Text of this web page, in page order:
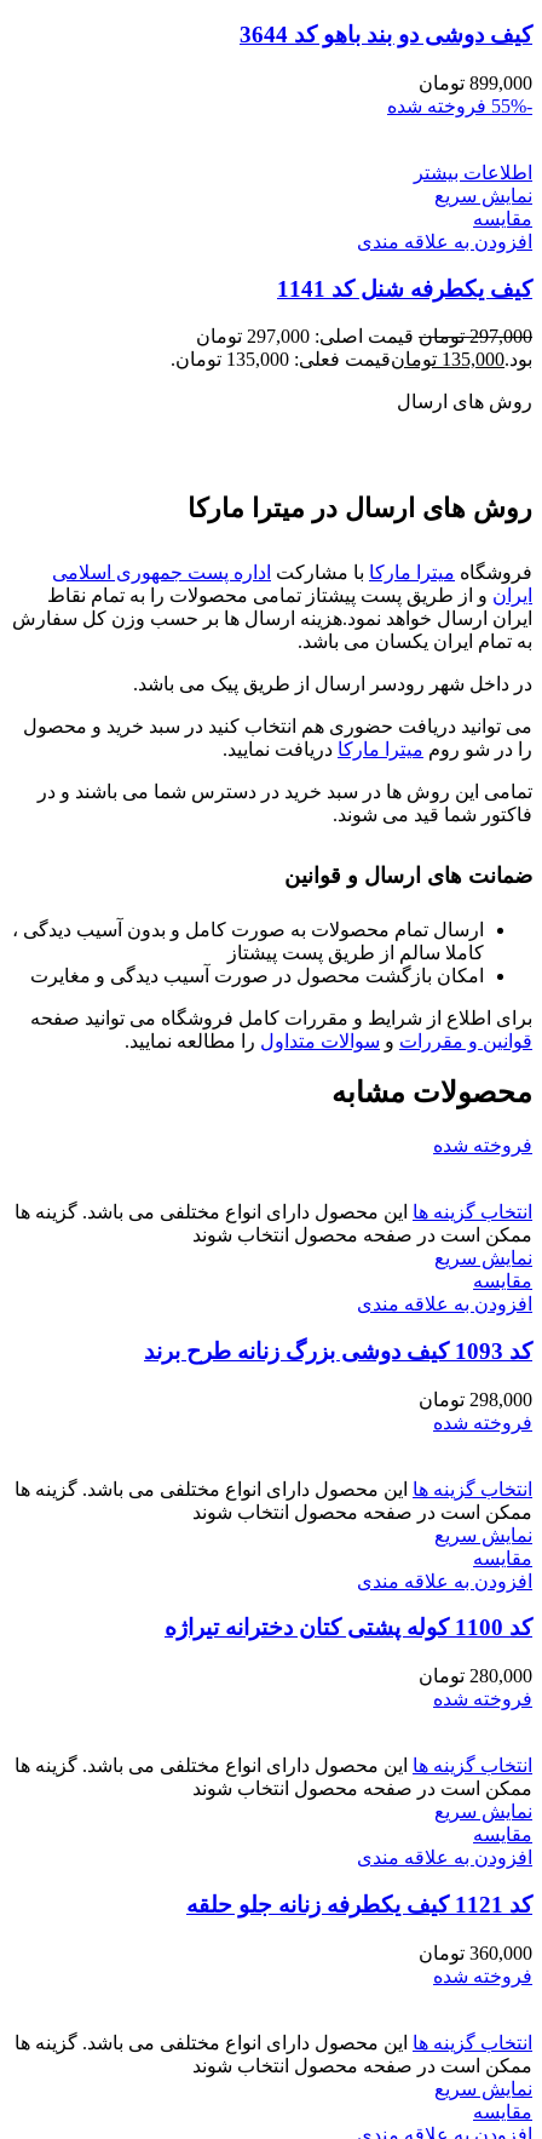
کیف دوشی دو بند باهو کد 3644
899,000 تومان
-55%
فروخته شده
اطلاعات بیشتر
نمایش سریع
مقايسه
افزودن به علاقه مندی
کیف یکطرفه شنل کد 1141
297,000 تومان
قیمت اصلی: 297,000 تومان
بود.135,000 تومانقیمت فعلی: 135,000 تومان.
روش های ارسال
روش های ارسال در میترا مارکا
فروشگاه میترا مارکا با مشارکت اداره پست جمهوری اسلامی
ایران و از طریق پست پیشتاز تمامی محصولات را به تمام نقاط
ایران ارسال خواهد نمود.هزینه ارسال ها بر حسب وزن کل سفارش
به تمام ایران یکسان می باشد.
در داخل شهر رودسر ارسال از طریق پیک می باشد.
می توانید دریافت حضوری هم انتخاب کنید در سبد خرید و محصول
را در شو روم میترا مارکا دریافت نمایید.
تمامی این روش ها در سبد خرید در دسترس شما می باشند و در
فاکتور شما قید می شوند.
ضمانت های ارسال و قوانین
ارسال تمام محصولات به صورت کامل و بدون آسیب دیدگی ،
کاملا سالم از طریق پست پیشتاز
امکان بازگشت محصول در صورت آسیب دیدگی و مغایرت
برای اطلاع از شرایط و مقررات کامل فروشگاه می توانید صفحه
قوانین و مقررات و سوالات متداول را مطالعه نمایید.
محصولات مشابه
فروخته شده
انتخاب گزینه ها این محصول دارای انواع مختلفی می باشد. گزینه ها
ممکن است در صفحه محصول انتخاب شوند
نمایش سریع
مقايسه
افزودن به علاقه مندی
کد 1093 کیف دوشی بزرگ زنانه طرح برند
298,000 تومان
فروخته شده
انتخاب گزینه ها این محصول دارای انواع مختلفی می باشد. گزینه ها
ممکن است در صفحه محصول انتخاب شوند
نمایش سریع
مقايسه
افزودن به علاقه مندی
کد 1100 کوله پشتی کتان دخترانه تیراژه
280,000 تومان
فروخته شده
انتخاب گزینه ها این محصول دارای انواع مختلفی می باشد. گزینه ها
ممکن است در صفحه محصول انتخاب شوند
نمایش سریع
مقايسه
افزودن به علاقه مندی
کد 1121 کیف یکطرفه زنانه جلو حلقه
360,000 تومان
فروخته شده
انتخاب گزینه ها این محصول دارای انواع مختلفی می باشد. گزینه ها
ممکن است در صفحه محصول انتخاب شوند
نمایش سریع
مقايسه
افزودن به علاقه مندی